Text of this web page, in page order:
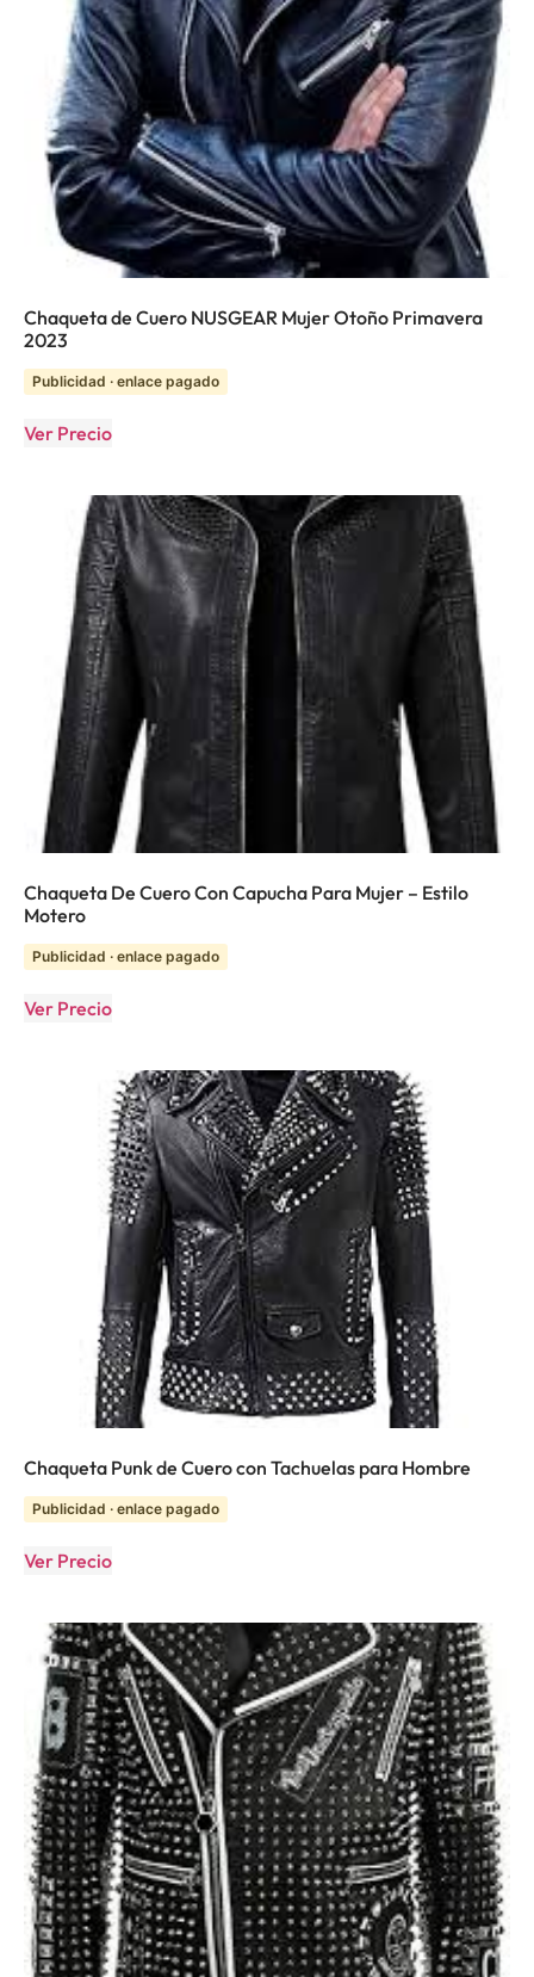
Chaqueta de Cuero NUSGEAR Mujer Otoño Primavera
2023
Publicidad · enlace pagado
Ver Precio
Chaqueta De Cuero Con Capucha Para Mujer – Estilo
Motero
Publicidad · enlace pagado
Ver Precio
Chaqueta Punk de Cuero con Tachuelas para Hombre
Publicidad · enlace pagado
Ver Precio